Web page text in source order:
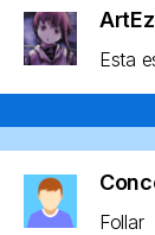
Esta
Follar